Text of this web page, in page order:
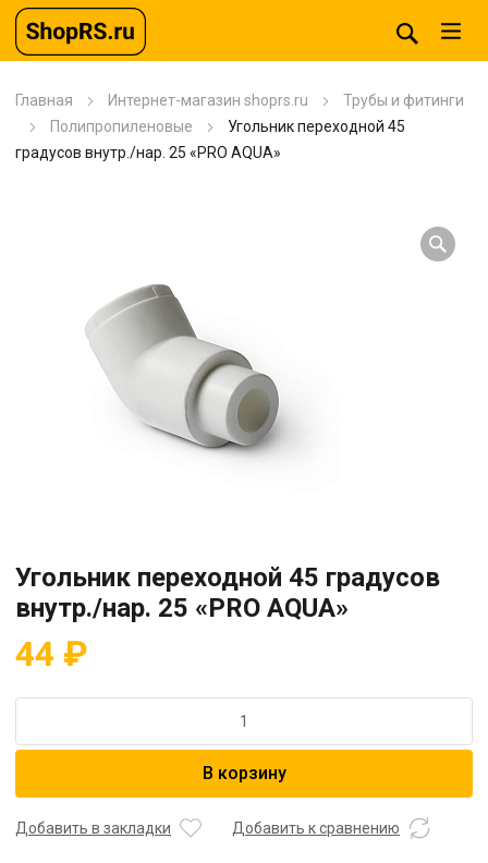
Главная Интернет-магазин shoprs.ru
Трубы и фитинги
Полипропиленовые
Угольник переходной 45
градусов внутр./нар. 25 «PRO AQUA»
Угольник переходной 45 градусов
внутр./нар. 25 «PRO AQUA»
44 ₽
Угольник
градусов
В корзину
Добавить в закладки Добавить к сравнению